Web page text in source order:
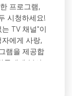
프로그램,
시청하세요!
TV 채널"이
에게 사랑,
램을 제공합